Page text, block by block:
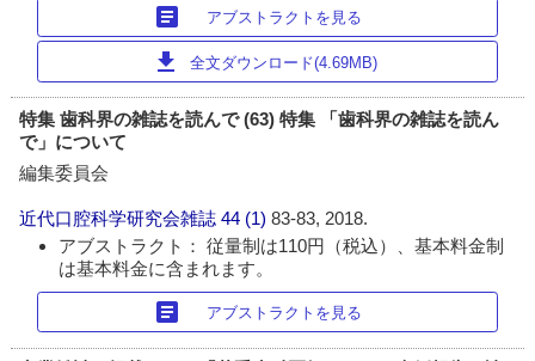
article アブストラクトを見る
download 全文ダウンロード(4.69MB)
特集 歯科界の雑誌を読んで (63) 特集 「歯科界の雑誌を読ん
で」について
編集委員会
近代口腔科学研究会雑誌 44 (1)83-83, 2018.
アブストラクト： 従量制は110円（税込）、基本料金制
は基本料金に含まれます。
article アブストラクトを見る